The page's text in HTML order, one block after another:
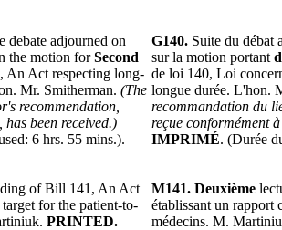
debate adjourned on
the motion forSecond
An Act respecting long-
Mr. Smitherman. (The
recommendation,
been received.)
6 hrs. 55 mins.).
G140. Suite du débat
sur la motion portant
de loi 140, Loi
longue durée. L'hon.
recommandation du
reçue conformément
IMPRIMÉ. (Durée
of Bill 141, An Act
for the patient-to-
PRINTED.
M141. Deuxième
établissant un rapport
médecins. M.